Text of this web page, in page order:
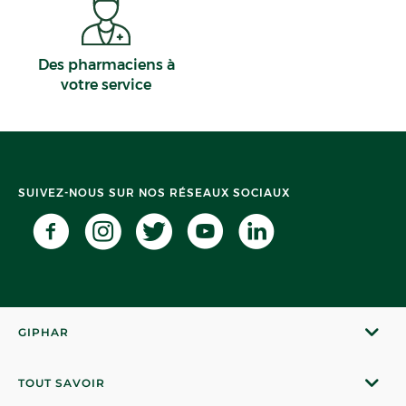
Des pharmaciens à
votre service
SUIVEZ-NOUS SUR NOS RÉSEAUX SOCIAUX
GIPHAR
TOUT SAVOIR